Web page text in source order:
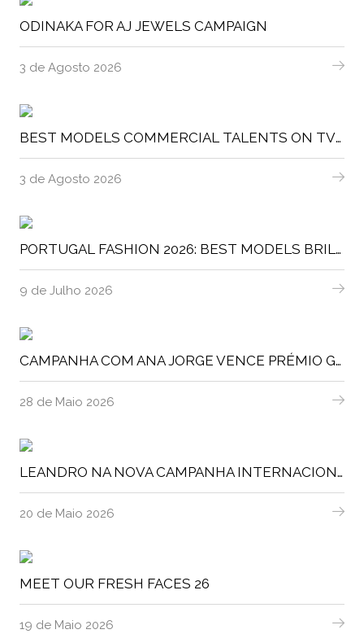
ODINAKA FOR AJ JEWELS CAMPAIGN
3 de Agosto 2026
BEST MODELS COMMERCIAL TALENTS ON TVIS
3 de Agosto 2026
PORTUGAL FASHION 2026: BEST MODELS BRILHA NOS DESFILES DA EDIÇÃO EXPERIENCE
9 de Julho 2026
CAMPANHA COM ANA JORGE VENCE PRÉMIO GOLD WINNER
28 de Maio 2026
LEANDRO NA NOVA CAMPANHA INTERNACIONAL DA RADY CHILDREN'S HOSPITAL
20 de Maio 2026
MEET OUR FRESH FACES 26
19 de Maio 2026